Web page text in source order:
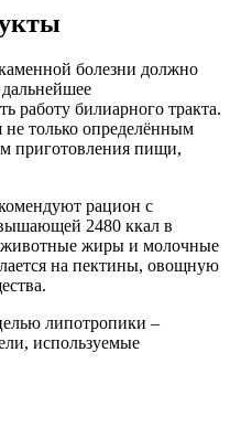
болезни должно
работу билиарного тракта.
не только определённым
приготовления пищи,
рацион с
2480 ккал в
животные жиры и молочные
на пектины, овощную
липотропики –
используемые